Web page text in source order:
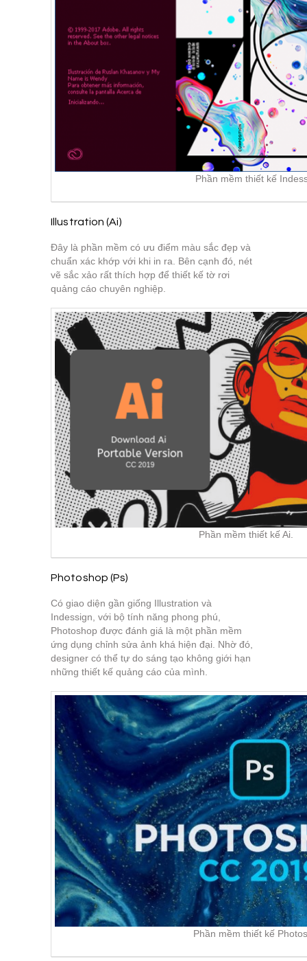
Phần mềm thiết kế
Illustration (Ai)
Đây là phần mềm có ưu điểm màu sắc đẹp và
chuẩn xác khớp với khi in ra. Bên cạnh đó, nét
vẽ sắc xảo rất thích hợp để thiết kế tờ rơi
quảng cáo chuyên nghiệp.
Phần mềm thiết kế Ai.
Photoshop (Ps)
Có giao diện gần giống Illustration và
Indessign, với bộ tính năng phong phú,
Photoshop được đánh giá là một phần mềm
ứng dụng chỉnh sửa ảnh khá hiện đại. Nhờ đó,
designer có thể tự do sáng tạo không giới hạn
những thiết kế quảng cáo của mình.
Phần mềm thiết kế